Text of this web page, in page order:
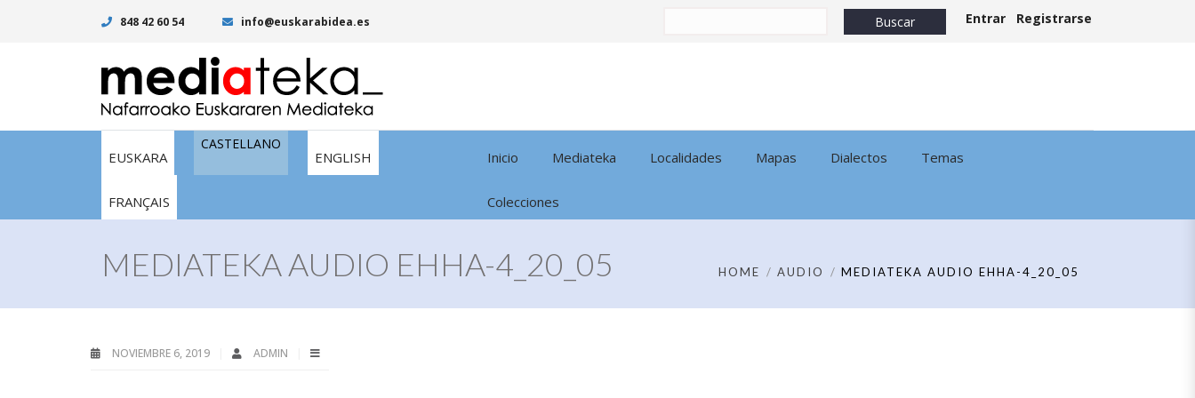
848 42 60 54 info@euskarabidea.es Entrar Registrarse
EUSKARA
CASTELLANO
ENGLISH
FRANÇAIS
Inicio Mediateka Localidades Mapas Dialectos Temas
Colecciones
MEDIATEKA AUDIO EHHA-4_20_05 HOME AUDIO MEDIATEKA AUDIO EHHA-4_20_05
NOVIEMBRE 6, 2019 ADMIN